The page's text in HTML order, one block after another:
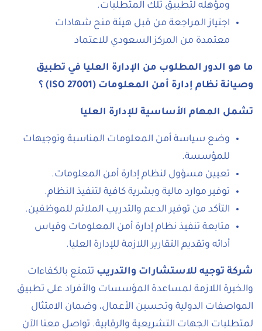
ومؤهله لتطبيق تلك المتطلبات.
اجتياز المراجعة من قبل هيئة منح شهادات
معتمدة من المركز السعودي للاعتماد
ما هو الدور المطلوب من الإدارة العليا في تطبيق
وصيانة نظام إدارة أمن المعلومات (ISO 27001) ؟
تشمل المهام الأساسية للإدارة العليا
وضع سياسة أمن المعلومات المناسبة وتوجيهات
للمؤسسة.
تعيين مسؤول لنظام إدارة أمن المعلومات.
توفير موارد مالية وبشرية كافية لتنفيذ النظام.
التأكد من توفير الدعم والتدريب الملائم للموظفين.
متابعة تنفيذ نظام إدارة أمن المعلومات وقياس
أدائه وتقديم التقارير اللازمة للإدارة العليا.
شركة توجيه للاستشارات والتدريب تتمتع بالكفاءات
والخبرة اللازمة لمساعدة المؤسسات والأفراد على تطبيق
المواصفات الدولية وتحسين الأعمال، وضمان الامتثال
لمتطلبات الجهات التشريعية والرقابية. تواصل معنا الآن